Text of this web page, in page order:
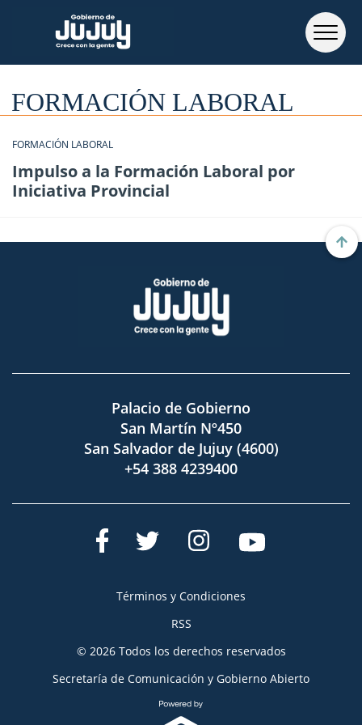
FORMACIÓN LABORAL
FORMACIÓN LABORAL
Impulso a la Formación Laboral por
Iniciativa Provincial
Palacio de Gobierno
San Martín Nº450
San Salvador de Jujuy (4600)
+54 388 4239400
Términos y Condiciones
RSS
© 2026 Todos los derechos reservados
Secretaría de Comunicación y Gobierno Abierto